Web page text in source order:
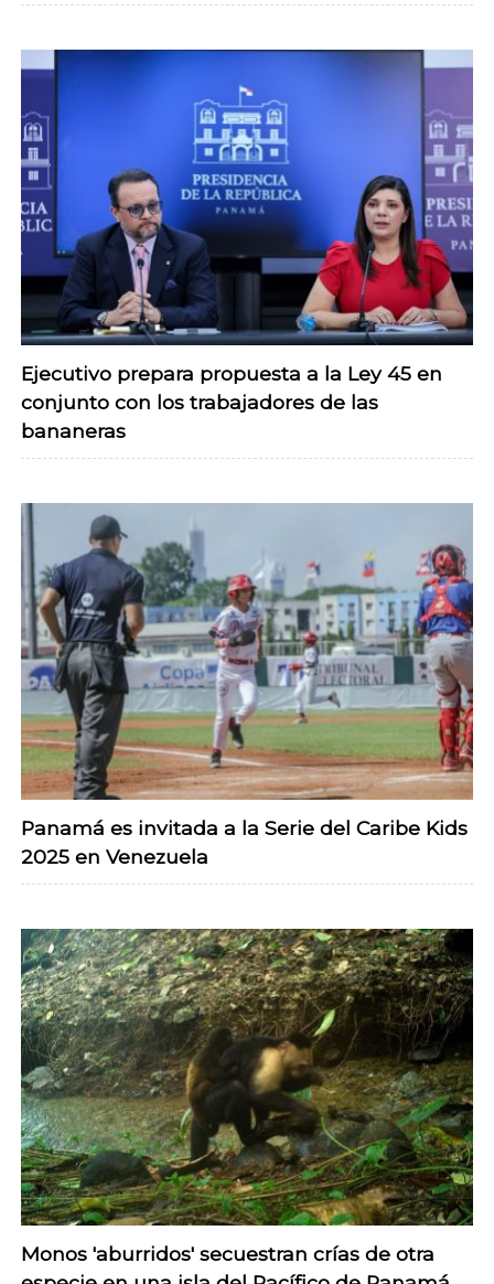
Ejecutivo prepara propuesta a la Ley 45 en
conjunto con los trabajadores de las
bananeras
Panamá es invitada a la Serie del Caribe Kids
2025 en Venezuela
Monos 'aburridos' secuestran crías de otra